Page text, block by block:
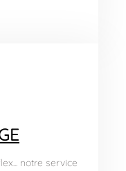
notre service